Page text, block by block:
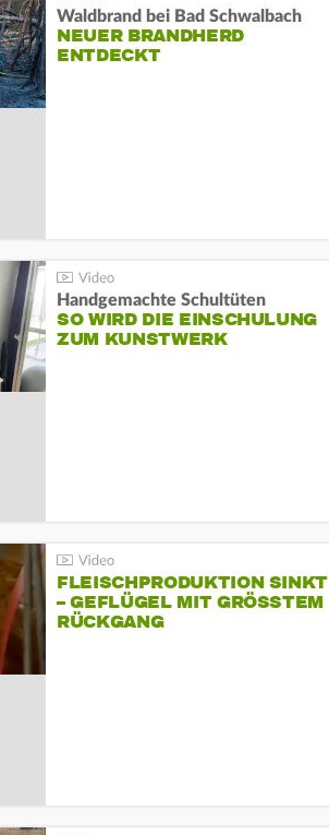
Waldbrand bei Bad Schwalbach
NEUER BRANDHERD
ENTDECKT
Handgemachte Schultüten
SO WIRD DIE EINSCHULUNG
ZUM KUNSTWERK
FLEISCHPRODUKTION SINKT
– GEFLÜGEL MIT GRÖSSTEM R
ÜCKGANG